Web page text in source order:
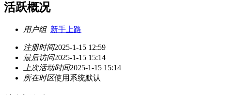
活跃概况
用户组 新手上路
注册时间2025-1-15 12:59
最后访问2025-1-15 15:14
上次活动时间2025-1-15 15:14
所在时区使用系统默认